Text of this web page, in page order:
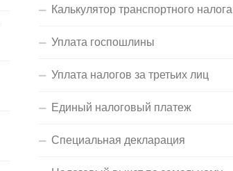
Калькулятор транспортного налога
Уплата госпошлины
Уплата налогов за третьих лиц
Единый налоговый платеж
Специальная декларация